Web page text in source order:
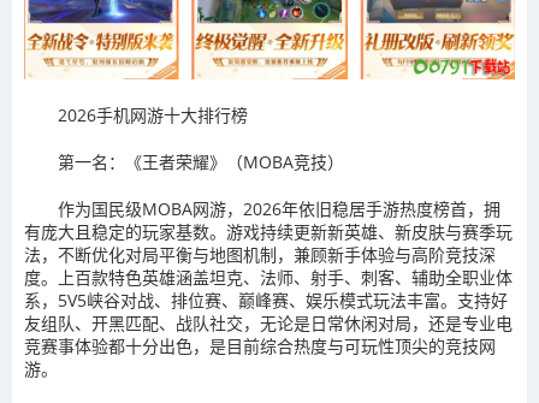
2026手机网游十大排行榜
第一名：《王者荣耀》（MOBA竞技）
作为国民级MOBA网游，2026年依旧稳居手游热度榜首，拥
有庞大且稳定的玩家基数。游戏持续更新新英雄、新皮肤与赛季玩
法，不断优化对局平衡与地图机制，兼顾新手体验与高阶竞技深
度。上百款特色英雄涵盖坦克、法师、射手、刺客、辅助全职业体
系，5V5峡谷对战、排位赛、巅峰赛、娱乐模式玩法丰富。支持好
友组队、开黑匹配、战队社交，无论是日常休闲对局，还是专业电
竞赛事体验都十分出色，是目前综合热度与可玩性顶尖的竞技网
游。